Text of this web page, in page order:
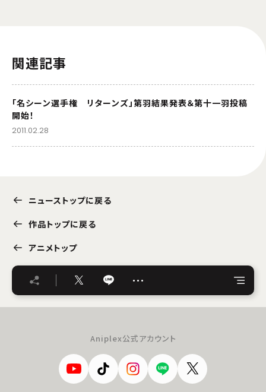
関連記事
「名シーン選手権 リターンズ」第羽結果発表＆第十一羽投稿
開始！
2011.02.28
ニューストップに戻る
作品トップに戻る
アニメトップ
…
Aniplex公式アカウント